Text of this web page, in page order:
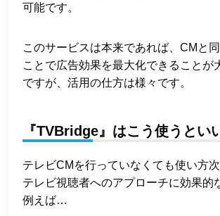
可能です。
このサービスは本来であれば、CMと
ことで広告効果を最大化できることが
ですが、活用の仕方は様々です。
『TVBridge』はこう使うとい
テレビCMを行っていなくても使い方
テレビ視聴者へのアプローチに効果的
例えば…